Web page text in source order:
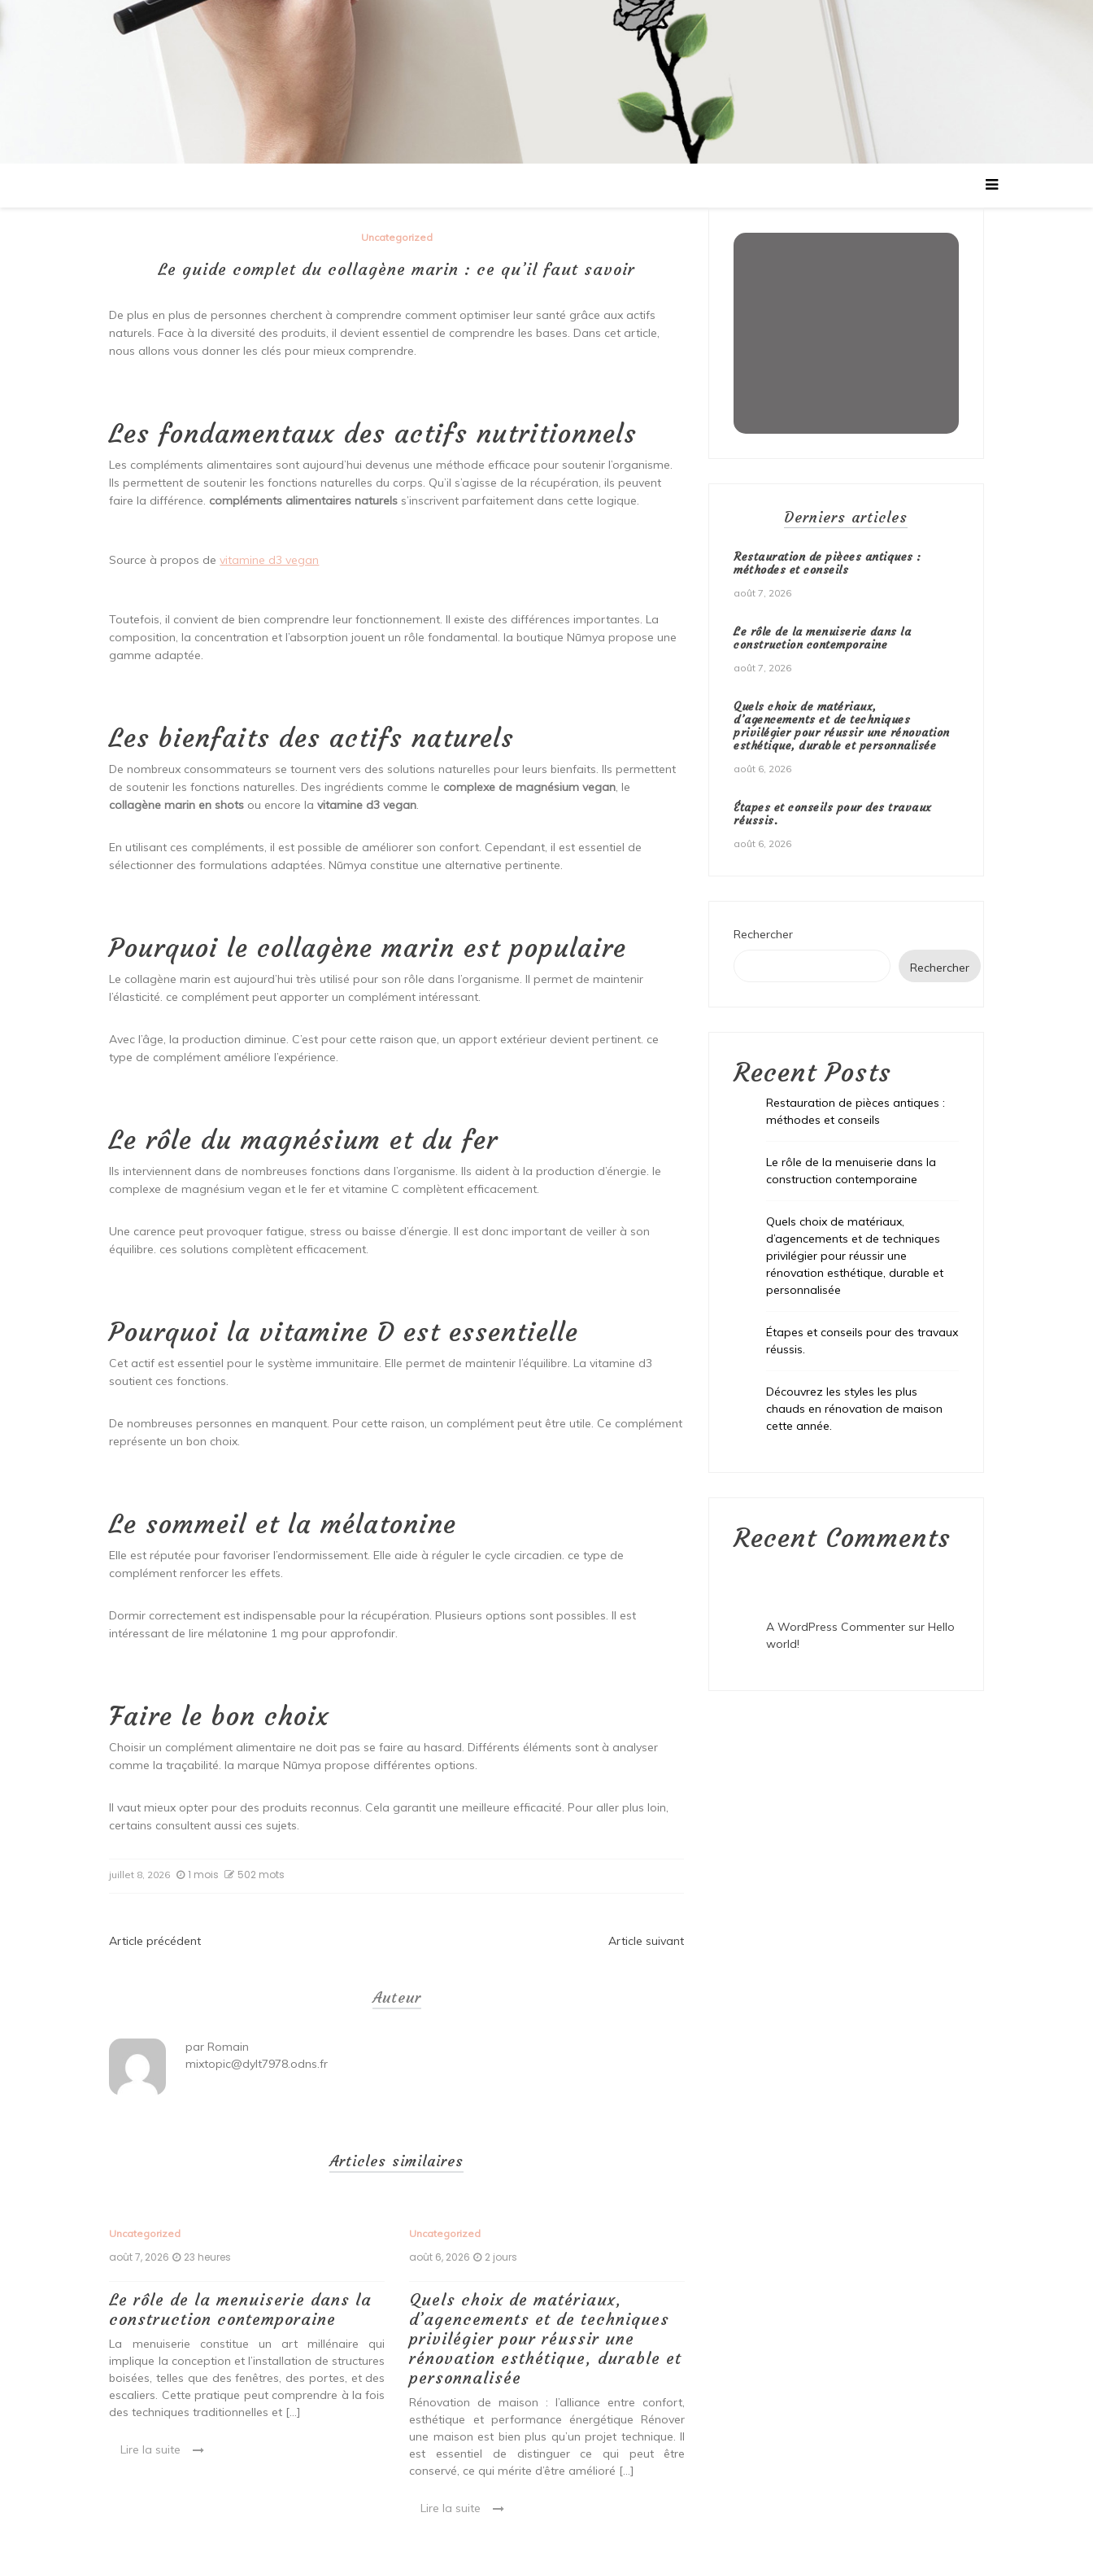
Uncategorized
Le guide complet du collagène marin : ce qu’il faut savoir
De plus en plus de personnes cherchent à comprendre comment optimiser leur santé grâce aux actifs
naturels. Face à la diversité des produits, il devient essentiel de comprendre les bases. Dans cet article,
nous allons vous donner les clés pour mieux comprendre.
Les fondamentaux des actifs nutritionnels
Les compléments alimentaires sont aujourd’hui devenus une méthode efficace pour soutenir l’organisme.
Ils permettent de soutenir les fonctions naturelles du corps. Qu’il s’agisse de la récupération, ils peuvent
faire la différence. compléments alimentaires naturels s’inscrivent parfaitement dans cette logique.
Source à propos devitamine d3 vegan
Toutefois, il convient de bien comprendre leur fonctionnement. Il existe des différences importantes. La
composition, la concentration et l’absorption jouent un rôle fondamental. la boutique Nūmya propose une
gamme adaptée.
Les bienfaits des actifs naturels
De nombreux consommateurs se tournent vers des solutions naturelles pour leurs bienfaits. Ils permettent
de soutenir les fonctions naturelles. Des ingrédients comme le complexe de magnésium vegan, le
collagène marin en shots ou encore lavitamine d3 vegan.
En utilisant ces compléments, il est possible de améliorer son confort. Cependant, il est essentiel de
sélectionner des formulations adaptées. Nūmya constitue une alternative pertinente.
Pourquoi le collagène marin est populaire
Le collagène marin est aujourd’hui très utilisé pour son rôle dans l’organisme. Il permet de maintenir
l’élasticité. ce complément peut apporter un complément intéressant.
Avec l’âge, la production diminue. C’est pour cette raison que, un apport extérieur devient pertinent. ce
type de complément améliore l’expérience.
Le rôle du magnésium et du fer
Ils interviennent dans de nombreuses fonctions dans l’organisme. Ils aident à la production d’énergie. le
complexe de magnésium vegan et le fer et vitamine C complètent efficacement.
Une carence peut provoquer fatigue, stress ou baisse d’énergie. Il est donc important de veiller à son
équilibre. ces solutions complètent efficacement.
Pourquoi la vitamine D est essentielle
Cet actif est essentiel pour le système immunitaire. Elle permet de maintenir l’équilibre. La vitamine d3
soutient ces fonctions.
De nombreuses personnes en manquent. Pour cette raison, un complément peut être utile. Ce complément
représente un bon choix.
Le sommeil et la mélatonine
Elle est réputée pour favoriser l’endormissement. Elle aide à réguler le cycle circadien. ce type de
complément renforcer les effets.
Dormir correctement est indispensable pour la récupération. Plusieurs options sont possibles. Il est
intéressant de lire mélatonine 1 mg pour approfondir.
Faire le bon choix
Choisir un complément alimentaire ne doit pas se faire au hasard. Différents éléments sont à analyser
comme la traçabilité. la marque Nūmya propose différentes options.
Il vaut mieux opter pour des produits reconnus. Cela garantit une meilleure efficacité. Pour aller plus loin,
certains consultent aussi ces sujets.
juillet 8, 2026 1 mois 502 mots
Navigation
Article précédent Article suivant
Auteur
par Romain
mixtopic@dylt7978.odns.fr
Articles similaires
Uncategorized
août 7, 2026 23 heures
Le rôle de la menuiserie dans la
construction contemporaine
La menuiserie constitue un art millénaire qui
implique la conception et l’installation de structures
boisées, telles que des fenêtres, des portes, et des
escaliers. Cette pratique peut comprendre à la fois
des techniques traditionnelles et […]
Lire la suite
Uncategorized
août 6, 2026 2 jours
Quels choix de matériaux,
d’agencements et de techniques
privilégier pour réussir une
rénovation esthétique, durable et
personnalisée
Rénovation de maison : l’alliance entre confort,
esthétique et performance énergétique Rénover
une maison est bien plus qu’un projet technique. Il
est essentiel de distinguer ce qui peut être
conservé, ce qui mérite d’être amélioré […]
Lire la suite
Derniers articles
Restauration de pièces antiques :
méthodes et conseils
août 7, 2026
Le rôle de la menuiserie dans la
construction contemporaine
août 7, 2026
Quels choix de matériaux,
d’agencements et de techniques
privilégier pour réussir une rénovation
esthétique, durable et personnalisée
août 6, 2026
Étapes et conseils pour des travaux
réussis.
août 6, 2026
Rechercher
Rechercher
Recent Posts
Restauration de pièces antiques :
méthodes et conseils
Le rôle de la menuiserie dans la
construction contemporaine
Quels choix de matériaux,
d’agencements et de techniques
privilégier pour réussir une
rénovation esthétique, durable et
personnalisée
Étapes et conseils pour des travaux
réussis.
Découvrez les styles les plus
chauds en rénovation de maison
cette année.
Recent Comments
A WordPress Commenter surHello
world!